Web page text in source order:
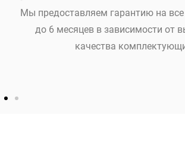
Мы предоставляем гарантию на
до 6 месяцев в зависимости от
качества